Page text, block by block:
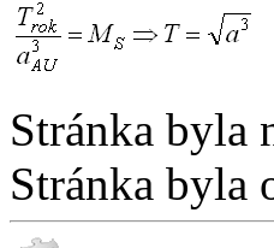
Stránka byla
Stránka byla